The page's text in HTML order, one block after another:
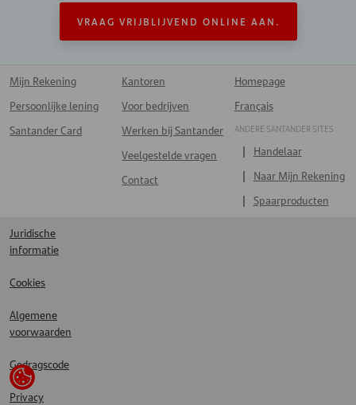
VRAAG VRIJBLIJVEND ONLINE AAN.
Mijn Rekening
Persoonlijke lening
Santander Card
Kantoren
Voor bedrijven
Werken bij Santander
Veelgestelde vragen
Contact
Homepage
Français
ANDERE SANTANDER SITES
Handelaar
Naar Mijn Rekening
Spaarproducten
Juridische
informatie
Cookies
Algemene
voorwaarden
Gedragscode
Privacy